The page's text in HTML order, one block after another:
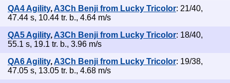
QA4 Agility,A3Ch Benji from Lucky Tricolor: 21/40,
47.44 s, 10.44 tr. b., 4.64 m/s
QA5 Agility, A3Ch Benji from Lucky Tricolor: 18/40,
55.1 s, 19.1 tr. b., 3.96 m/s
QA6 Agility,A3Ch Benji from Lucky Tricolor: 19/38,
47.05 s, 13.05 tr. b., 4.68 m/s